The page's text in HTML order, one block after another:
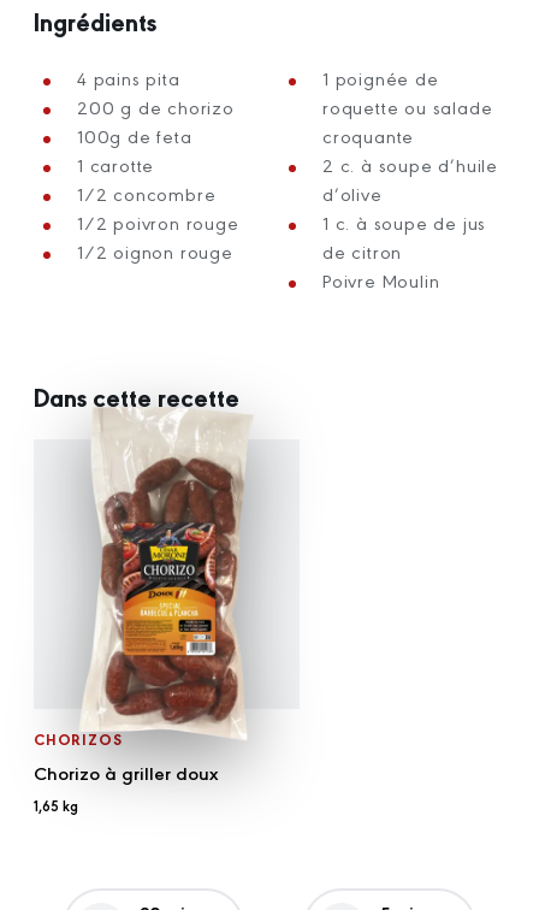
Ingrédients
4 pains pita
200 g de chorizo
100g de feta
1 carotte
1/2 concombre
1/2 poivron rouge
1/2 oignon rouge
1 poignée de
roquette ou salade
croquante
2 c. à soupe d’huile
d’olive
1 c. à soupe de jus
de citron
Poivre Moulin
Dans cette recette
CHORIZOS
Chorizo à griller doux
1,65 kg